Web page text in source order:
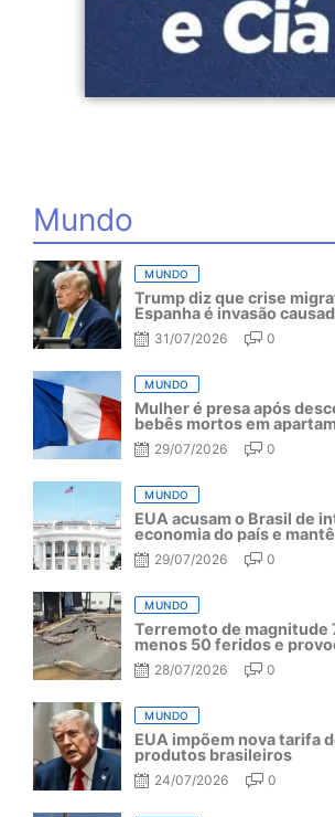
Mundo
MUNDO
Trump diz que crise
Espanha é invasão
31/07/2026 0
MUNDO
Mulher é presa após
bebês mortos em
29/07/2026 0
MUNDO
EUA acusam o Brasil de
economia do país e
por mais um ano
29/07/2026 0
MUNDO
Terremoto de magnitude
menos 50 feridos e
Japão
28/07/2026 0
MUNDO
EUA impõem nova tarifa
produtos brasileiros
24/07/2026 0